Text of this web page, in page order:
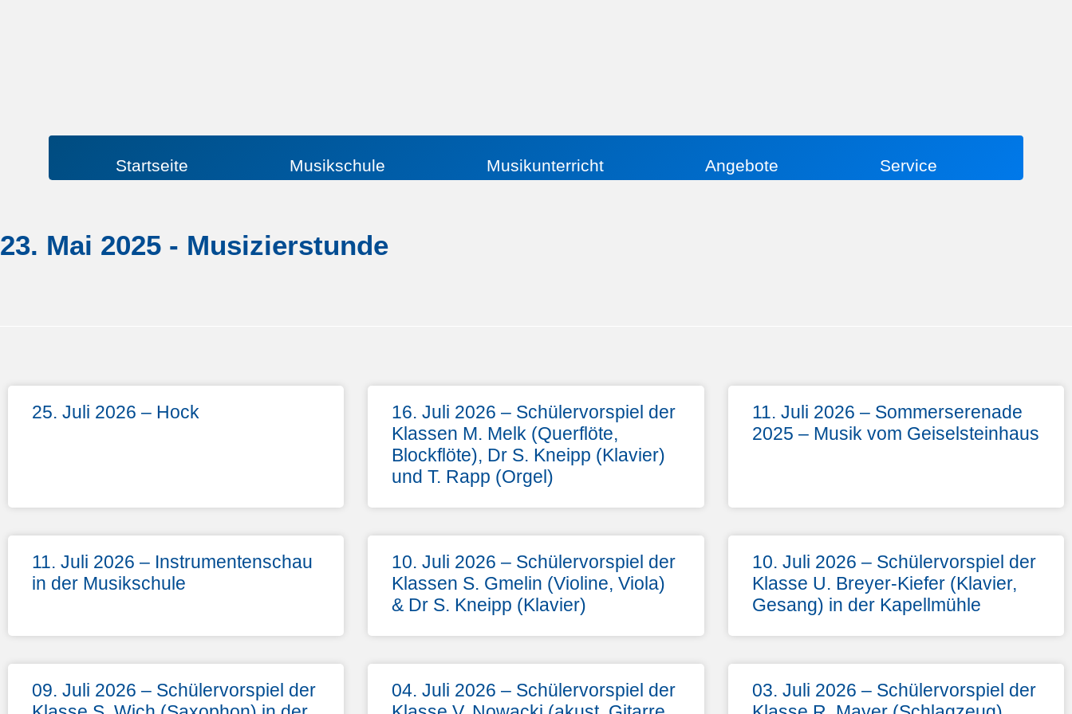
Startseite Musikschule Musikunterricht Angebote Service
23. Mai 2025 - Musizierstunde
25. Juli 2026 – Hock
16. Juli 2026 – Schülervorspiel der
Klassen M. Melk (Querflöte,
Blockflöte), Dr S. Kneipp (Klavier)
und T. Rapp (Orgel)
11. Juli 2026 – Sommerserenade
2025 – Musik vom Geiselsteinhaus
11. Juli 2026 – Instrumentenschau
in der Musikschule
10. Juli 2026 – Schülervorspiel der
Klassen S. Gmelin (Violine, Viola)
& Dr S. Kneipp (Klavier)
10. Juli 2026 – Schülervorspiel der
Klasse U. Breyer-Kiefer (Klavier,
Gesang) in der Kapellmühle
09. Juli 2026 – Schülervorspiel der
04. Juli 2026 – Schülervorspiel der
03. Juli 2026 – Schülervorspiel der